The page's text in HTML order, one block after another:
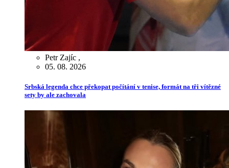
Petr Zajíc ,
05. 08. 2026
Srbská legenda chce překopat počítání v tenise, formát na tři vítězné
sety by ale zachovala